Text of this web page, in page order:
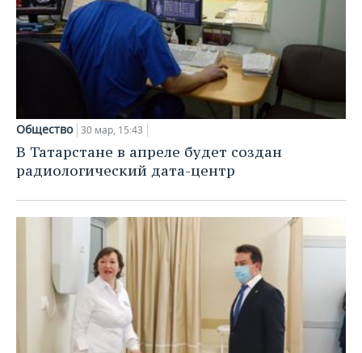
Общество 30 мар, 15:43
В Татарстане в апреле будет создан
радиологический дата-центр